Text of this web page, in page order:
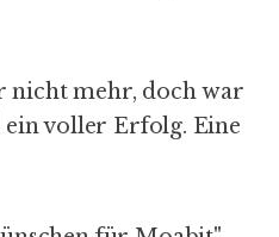
nicht mehr, doch war
voller Erfolg. Eine